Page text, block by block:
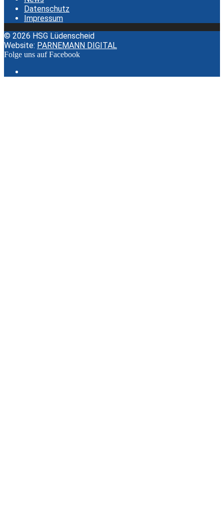
Datenschutz
Impressum
© 2026 HSG Lüdenscheid
Website: PARNEMANN DIGITAL
Folge uns auf Facebook